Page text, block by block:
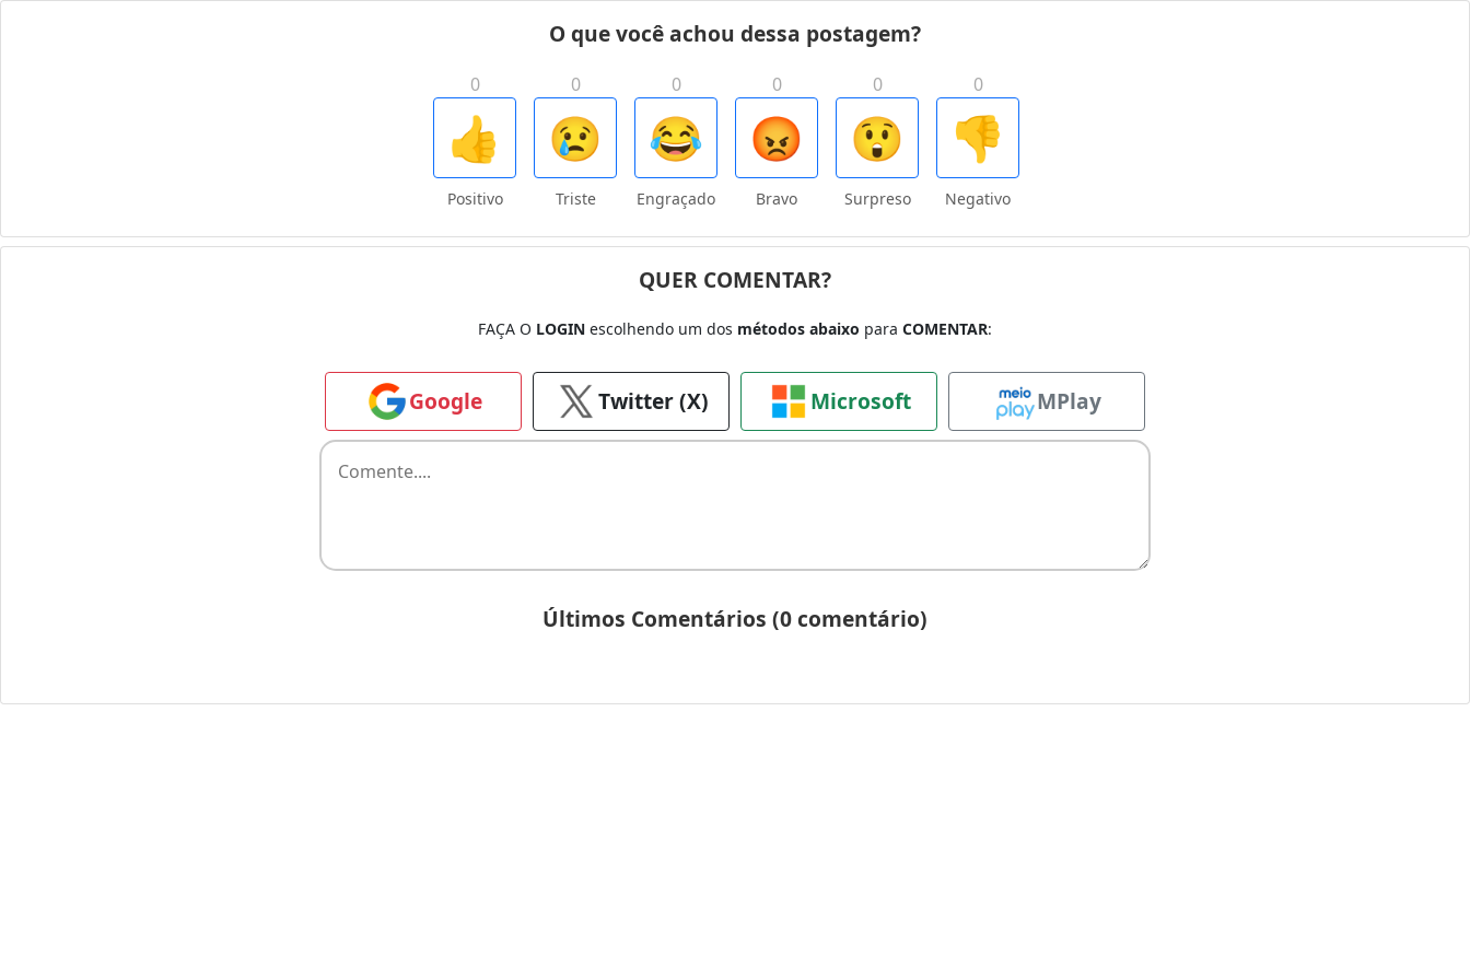
O que você achou dessa postagem?
0
👍
Positivo
0
😢
Triste
0
😂
Engraçado
0
😡
Bravo
0
😲
Surpreso
0
👎
Negativo
QUER COMENTAR?
FAÇA O LOGIN escolhendo um dos métodos abaixo para COMENTAR:
Google Twitter (X) Microsoft MPlay
Últimos Comentários (0 comentário)